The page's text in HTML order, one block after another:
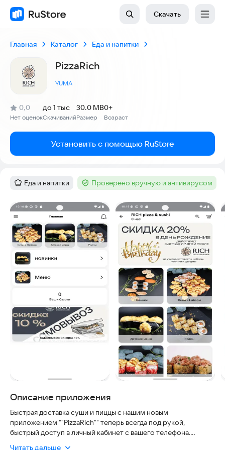
Скачать
Главная Каталог Еда и напитки
PizzaRich
YUMA
Рейтинг:
0,0
(
Нет оценок
)
Скачиваний
до 1 тыс
Размер
30.0 MB
Возраст
0+
Установить с помощью RuStore
Категория:
Еда и напитки Тег :Проверено вручную и антивирусом
Скриншоты
Описание приложения
Быстрая доставка суши и пиццы с нашим новым
приложением ""PizzaRich"" теперь всегда под рукой,
быстрый доступ в личный кабинет с вашего телефона.
Читать дальше